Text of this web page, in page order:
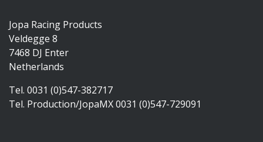
Jopa Racing Products
Veldegge 8
7468 DJ Enter
Netherlands
Tel. 0031 (0)547-382717
Tel. Production/JopaMX 0031 (0)547-729091